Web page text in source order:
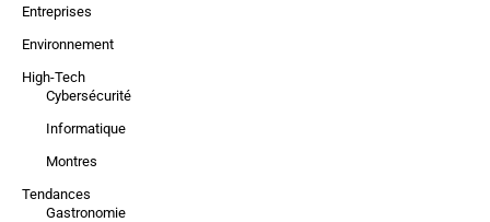
Entreprises
Environnement
High-Tech
Cybersécurité
Informatique
Montres
Tendances
Gastronomie